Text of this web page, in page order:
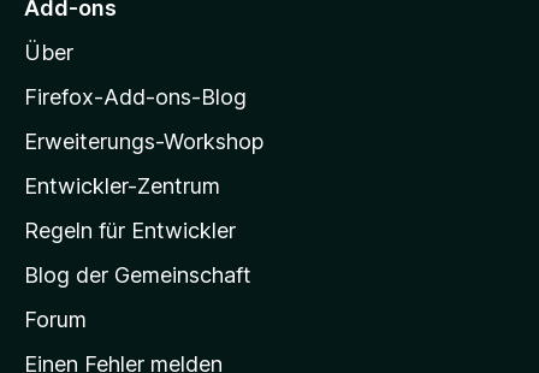
z
i
l
a
-
t
a
r
Add-ons
Über
Firefox-Add-ons-Blog
Erweiterungs-Workshop
Entwickler-Zentrum
Regeln für Entwickler
Blog der Gemeinschaft
Forum
Einen Fehler melden